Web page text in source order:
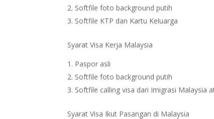
Softfile foto background putih
Softfile KTP dan Kartu Keluarga
Syarat Visa Kerja Malaysia
Paspor asli
Softfile foto background putih
Softfile calling visa dari Imigrasi Malaysia
Syarat Visa Ikut Pasangan di Malaysia